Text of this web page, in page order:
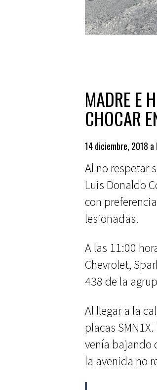
MADRE E
CHOCAR
14 diciembre, 2018 a
Al no respetar
Luis Donaldo
con
lesionadas.
A las 11:00
Chevrolet,
438 de la
Al llegar a la
placas
venía bajando
la avenida no